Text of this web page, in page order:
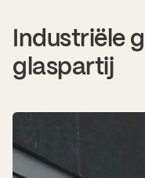
Industriële
glaspartij